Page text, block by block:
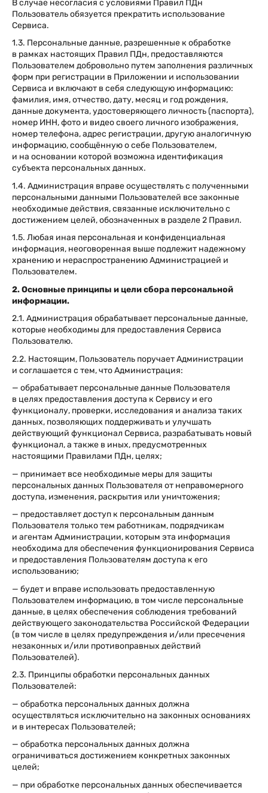
В случае несогласия с условиями Правил ПДн
Пользователь обязуется прекратить использование
Сервиса.
1.3. Персональные данные, разрешенные к обработке
в рамках настоящих Правил ПДн, предоставляются
Пользователем добровольно путем заполнения различных
форм при регистрации в Приложении и использовании
Сервиса и включают в себя следующую информацию:
фамилия, имя, отчество, дату, месяц и год рождения,
данные документа, удостоверяющего личность (паспорта),
номер ИНН, фото и видео своего личного изображения,
номер телефона, адрес регистрации, другую аналогичную
информацию, сообщённую о себе Пользователем,
и на основании которой возможна идентификация
субъекта персональных данных.
1.4. Администрация вправе осуществлять с полученными
персональными данными Пользователей все законные
необходимые действия, связанные исключительно с
достижением целей, обозначенных в разделе 2 Правил.
1.5. Любая иная персональная и конфиденциальная
информация, неоговоренная выше подлежит надежному
хранению и нераспространению Администрацией и
Пользователем.
2. Основные принципы и цели сбора персональной
информации.
2.1. Администрация обрабатывает персональные данные,
которые необходимы для предоставления Сервиса
Пользователю.
2.2. Настоящим, Пользователь поручает Администрации
и соглашается с тем, что Администрация:
— обрабатывает персональные данные Пользователя
в целях предоставления доступа к Сервису и его
функционалу, проверки, исследования и анализа таких
данных, позволяющих поддерживать и улучшать
действующий функционал Сервиса, разрабатывать новый
функционал, а также в иных, предусмотренных
настоящими Правилами ПДн, целях;
— принимает все необходимые меры для защиты
персональных данных Пользователя от неправомерного
доступа, изменения, раскрытия или уничтожения;
— предоставляет доступ к персональным данным
Пользователя только тем работникам, подрядчикам
и агентам Администрации, которым эта информация
необходима для обеспечения функционирования Сервиса
и предоставления Пользователям доступа к его
использованию;
— будет и вправе использовать предоставленную
Пользователем информацию, в том числе персональные
данные, в целях обеспечения соблюдения требований
действующего законодательства Российской Федерации
(в том числе в целях предупреждения и/или пресечения
незаконных и/или противоправных действий
Пользователей).
2.3. Принципы обработки персональных данных
Пользователей:
— обработка персональных данных должна
осуществляться исключительно на законных основаниях
и в интересах Пользователей;
— обработка персональных данных должна
ограничиваться достижением конкретных законных
целей;
— при обработке персональных данных обеспечивается